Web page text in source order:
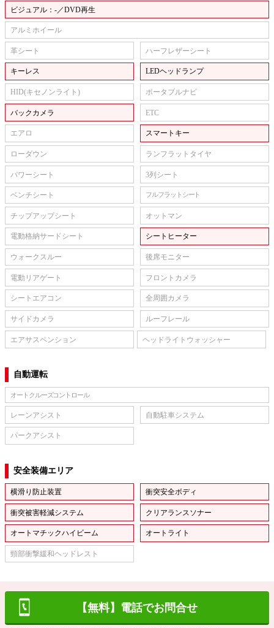
ビジュアル：-／DVD再生
アルミホイール
革シート ハーフレザーシート
キーレス LEDヘッドランプ
HID(キセノンライト) ポータブルナビ
バックカメラ ETC
エアロ スマートキー
ローダウン ランフラットタイヤ
パワーシート 3列シート
ベンチシート フルフラットシート
チップアップシート オットマン
電動格納サードシート シートヒーター
ウォークスルー 後席モニター
電動リアゲート フロントカメラ
シートエアコン 全周囲カメラ
サイドカメラ ルーフレール
エアサスペンション ヘッドライトウォッシャー
自動運転
オートクルーズコントロール
レーンアシスト 自動駐車システム
パークアシスト
安全装備エリア
横滑り防止装置 衝突安全ボディ
衝突被害軽減システム クリアランスソナー
オートマチックハイビーム オートライト
頸部衝撃緩和ヘッドレスト
【無料】電話でお問合せ